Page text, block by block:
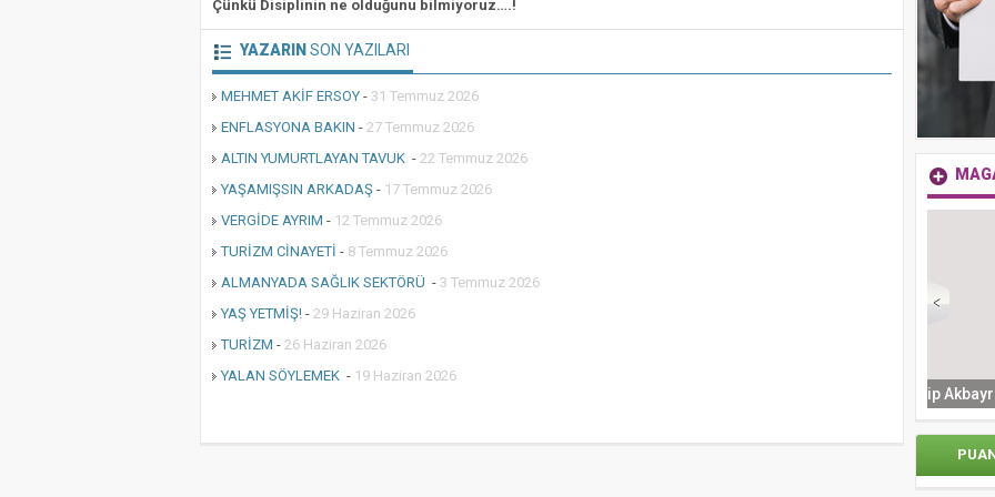
Çünkü Disiplinin ne olduğunu bilmiyoruz….!
YAZARIN SON YAZILARI
MEHMET AKİF ERSOY - 31 Temmuz 2026
ENFLASYONA BAKIN - 27 Temmuz 2026
ALTIN YUMURTLAYAN TAVUK - 22 Temmuz 2026
YAŞAMIŞSIN ARKADAŞ - 17 Temmuz 2026
VERGİDE AYRIM - 12 Temmuz 2026
TURİZM CİNAYETİ - 8 Temmuz 2026
ALMANYADA SAĞLIK SEKTÖRÜ - 3 Temmuz 2026
YAŞ YETMİŞ! - 29 Haziran 2026
TURİZM - 26 Haziran 2026
YALAN SÖYLEMEK - 19 Haziran 2026
Mor